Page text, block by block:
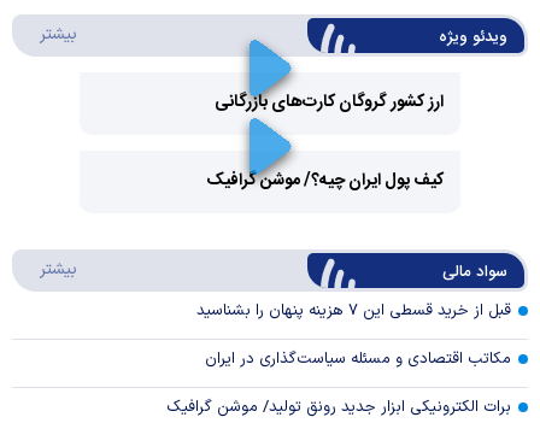
ویدئو ویژه بیشتر
ارز کشور گروگان کارت‌های بازرگانی
Video
کیف پول ایران چیه؟/ موشن گرافیک
سواد مالی بیشتر
قبل از خرید قسطی این ۷ هزینه پنهان را بشناسید
مکاتب اقتصادی و مسئله سیاست‌گذاری در ایران
برات الکترونیکی ابزار جدید رونق تولید/ موشن گرافیک